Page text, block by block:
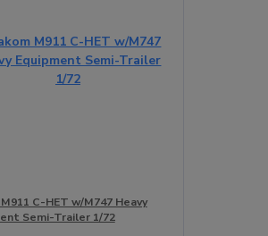
C-HET w/M747 Heavy
Semi-Trailer 1/72